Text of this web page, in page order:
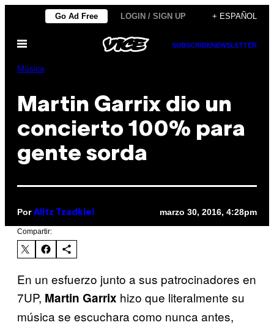
contenido
Go Ad Free LOGIN / SIGN UP + ESPAÑOL
Abrir
SUBSCRIBENEWSLETTER
Música
Martin Garrix dio un
concierto 100% para
gente sorda
Por Alitz Tzadkiel marzo 30, 2016, 4:28pm
Compartir:
En un esfuerzo junto a sus patrocinadores en
7UP, Martin Garrix hizo que literalmente su
música se escuchara como nunca antes,